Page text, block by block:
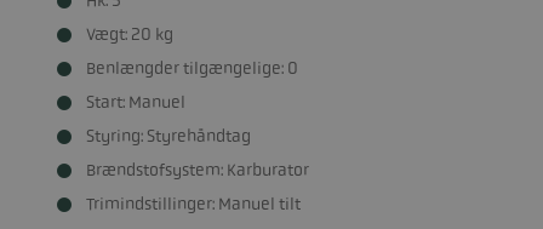
Vægt: 20 kg
Benlængder tilgængelige: 0
Start: Manuel
Styring: Styrehåndtag
Brændstofsystem: Karburator
Trimindstillinger: Manuel tilt